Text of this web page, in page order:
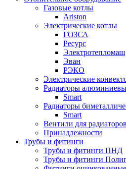
Газовые котлы
Ariston
Электрические котлы
ГОЗСА
Ресурс
Электротепломаш
Эван
РЭКО
Электрические
Радиаторы
Smart
Радиаторы
Smart
Вентили для радиаторов
Принадлежности
Трубы и фитинги
Трубы и фитинги ПНД
Трубы и фитинги